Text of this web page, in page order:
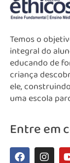
Temos o
integral do
educando de
criança
ele,
uma escola
Entre em